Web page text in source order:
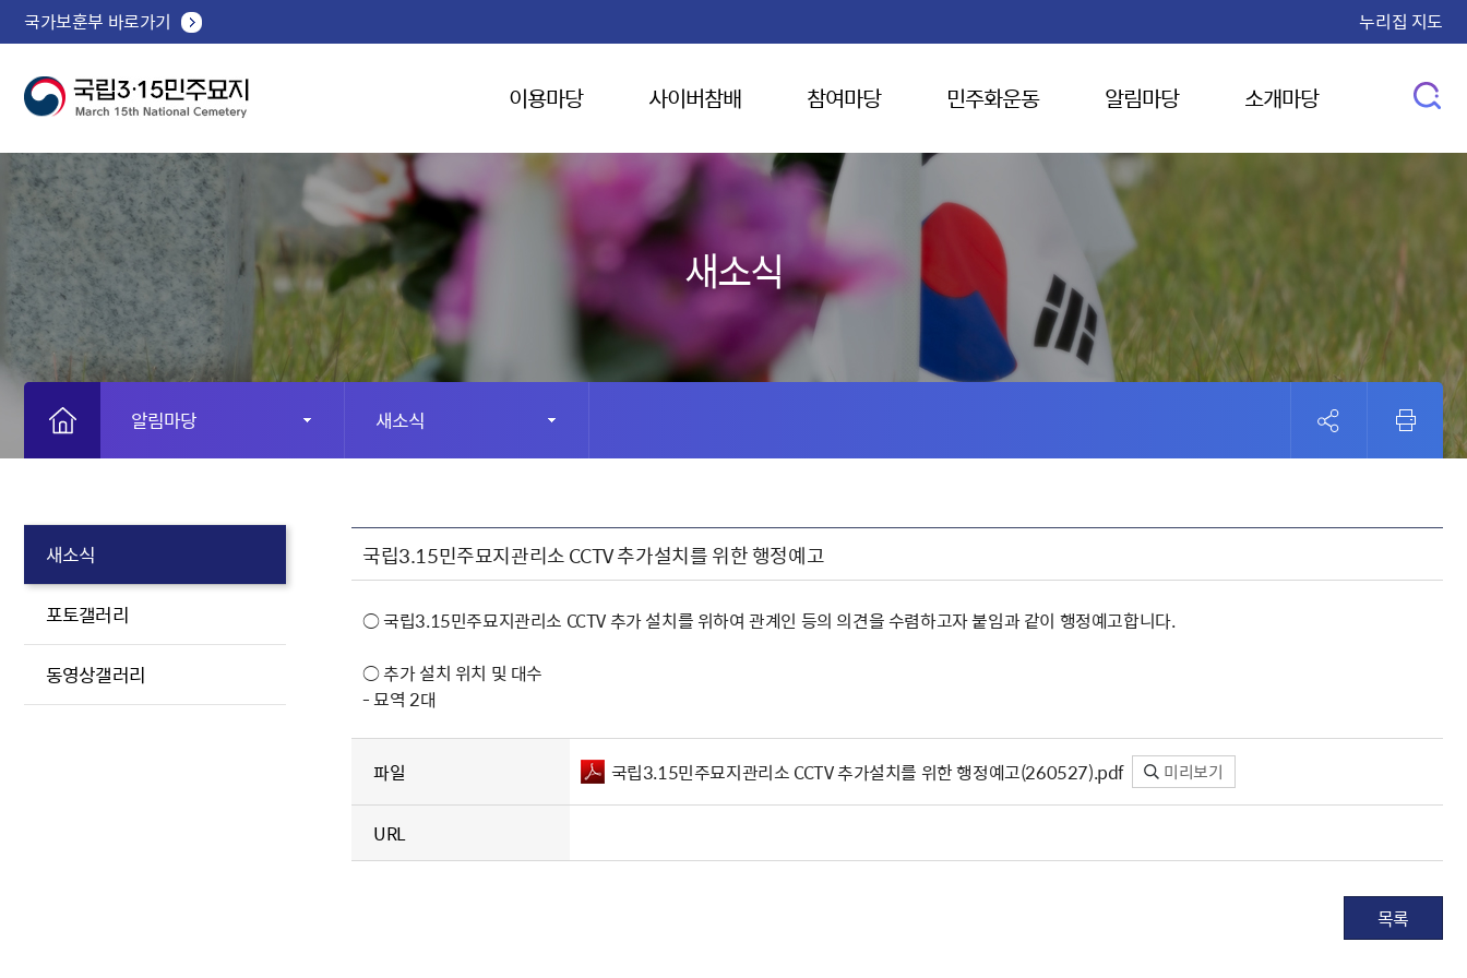
국가보훈부 바로가기 누리집 지도
이용마당 사이버참배 참여마당 민주화운동 알림마당 소개마당
새소식
알림마당 새소식
새소식
포토갤러리
동영상갤러리
국립3.15민주묘지관리소 CCTV 추가설치를 위한 행정예고
○ 국립3.15민주묘지관리소 CCTV 추가 설치를 위하여 관계인 등의 의견을 수렴하고자 붙임과 같이 행정예고합니다.
○ 추가 설치 위치 및 대수
- 묘역 2대
파일 국립3.15민주묘지관리소 CCTV 추가설치를 위한 행정예고(260527).pdf 미리보기
URL
목록